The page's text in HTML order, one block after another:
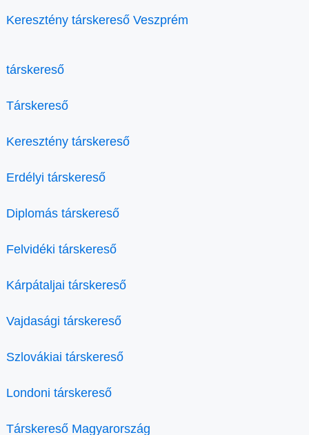
Keresztény társkereső Veszprém
társkereső
Társkereső
Keresztény társkereső
Erdélyi társkereső
Diplomás társkereső
Felvidéki társkereső
Kárpátaljai társkereső
Vajdasági társkereső
Szlovákiai társkereső
Londoni társkereső
Társkereső Magyarország